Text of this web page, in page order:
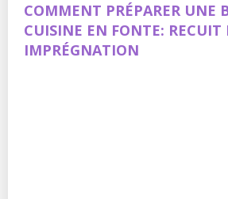
COMMENT PRÉPARER UNE
CUISINE EN FONTE: RECUIT
IMPRÉGNATION